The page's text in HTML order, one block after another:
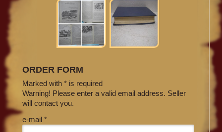
ORDER FORM
Marked with * is required
Warning! Please enter a valid email address. Seller
will contact you.
e-mail *